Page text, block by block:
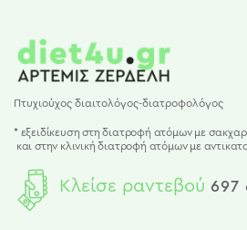
Πτυχιούχος διαιτολόγος-διατροφολόγος
* εξειδίκευση στη διατροφή ατόμων με
και στην κλινική διατροφή ατόμων με
Κλείσε ραντεβού 697